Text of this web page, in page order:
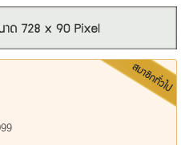
บางใหญ่ 400 เมตร